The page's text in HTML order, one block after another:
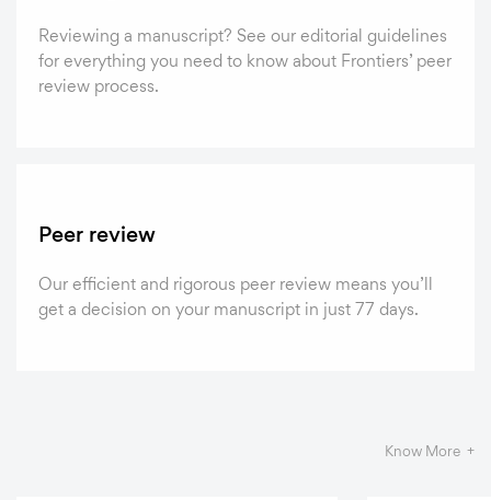
Reviewing a manuscript? See our editorial guidelines
for everything you need to know about Frontiers’ peer
review process.
Peer review
Our efficient and rigorous peer review means you’ll
get a decision on your manuscript in just 77 days.
Know More +